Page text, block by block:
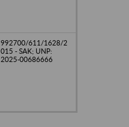
992700/611/1628/2
015 - SAK; UNP:
2025-00686666